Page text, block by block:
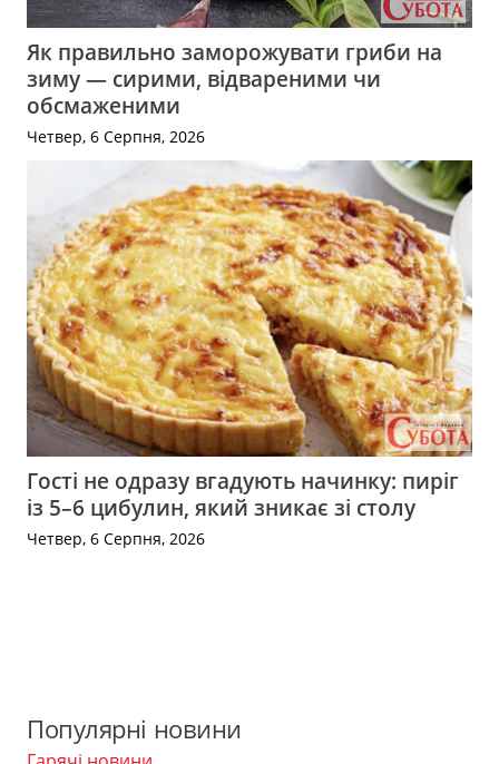
Як правильно заморожувати гриби на
зиму — сирими, відвареними чи
обсмаженими
Четвер, 6 Серпня, 2026
Гості не одразу вгадують начинку: пиріг
із 5–6 цибулин, який зникає зі столу
Четвер, 6 Серпня, 2026
Популярні новини